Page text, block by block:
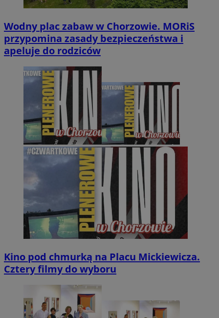
Wodny plac zabaw w Chorzowie. MORiS
przypomina zasady bezpieczeństwa i
apeluje do rodziców
Kino pod chmurką na Placu Mickiewicza.
Cztery filmy do wyboru